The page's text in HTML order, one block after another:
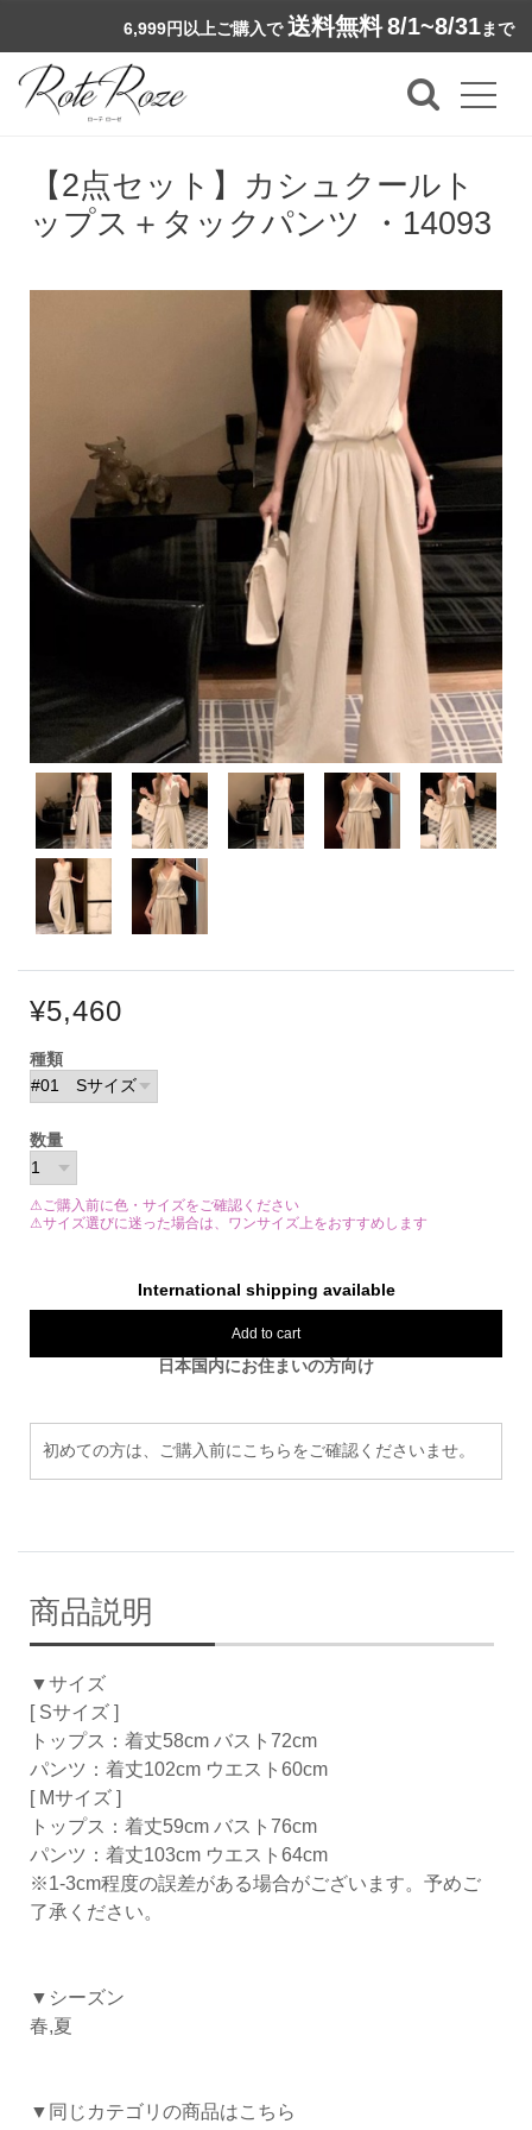
6,999円以上ご購入で 送料無料8/1~8/31まで
【2点セット】カシュクールト
ップス＋タックパンツ ・14093
¥5,460
種類
数量
⚠ご購入前に色・サイズをご確認ください
⚠サイズ選びに迷った場合は、ワンサイズ上をおすすめします
International shipping available
Add to cart
日本国内にお住まいの方向け
初めての方は、ご購入前にこちらをご確認くださいませ。
商品説明
▼サイズ
[ Sサイズ ]
トップス：着丈58cm バスト72cm
パンツ：着丈102cm ウエスト60cm
[ Mサイズ ]
トップス：着丈59cm バスト76cm
パンツ：着丈103cm ウエスト64cm
※1-3cm程度の誤差がある場合がございます。予めご
了承ください。
▼シーズン
春,夏
▼同じカテゴリの商品はこちら